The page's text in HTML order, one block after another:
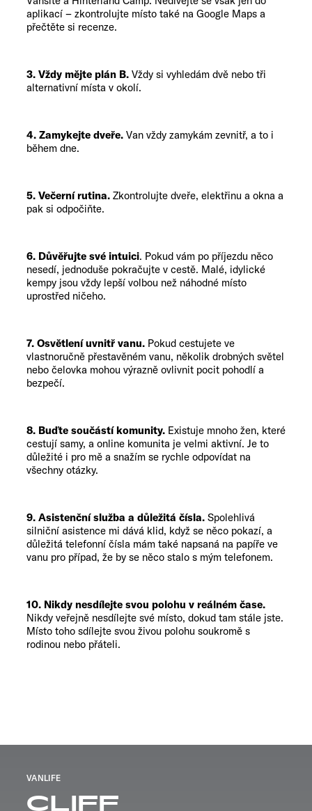
aplikací – zkontrolujte místo také na Google Maps a
přečtěte si recenze.
3. Vždy mějte plán B. Vždy si vyhledám dvě nebo tři
alternativní místa v okolí.
4. Zamykejte dveře. Van vždy zamykám zevnitř, a to i
během dne.
5. Večerní rutina. Zkontrolujte dveře, elektřinu a okna a
pak si odpočiňte.
6. Důvěřujte své intuici. Pokud vám po příjezdu něco
nesedí, jednoduše pokračujte v cestě. Malé, idylické
kempy jsou vždy lepší volbou než náhodné místo
uprostřed ničeho.
7. Osvětlení uvnitř vanu. Pokud cestujete ve
vlastnoručně přestavěném vanu, několik drobných světel
nebo čelovka mohou výrazně ovlivnit pocit pohodlí a
bezpečí.
8. Buďte součástí komunity. Existuje mnoho žen, které
cestují samy, a online komunita je velmi aktivní. Je to
důležité i pro mě a snažím se rychle odpovídat na
všechny otázky.
9. Asistenční služba a důležitá čísla. Spolehlivá
silniční asistence mi dává klid, když se něco pokazí, a
důležitá telefonní čísla mám také napsaná na papíře ve
vanu pro případ, že by se něco stalo s mým telefonem.
10. Nikdy nesdílejte svou polohu v reálném čase.
Nikdy veřejně nesdílejte své místo, dokud tam stále jste.
Místo toho sdílejte svou živou polohu soukromě s
rodinou nebo přáteli.
CLIFF
VANLIFE